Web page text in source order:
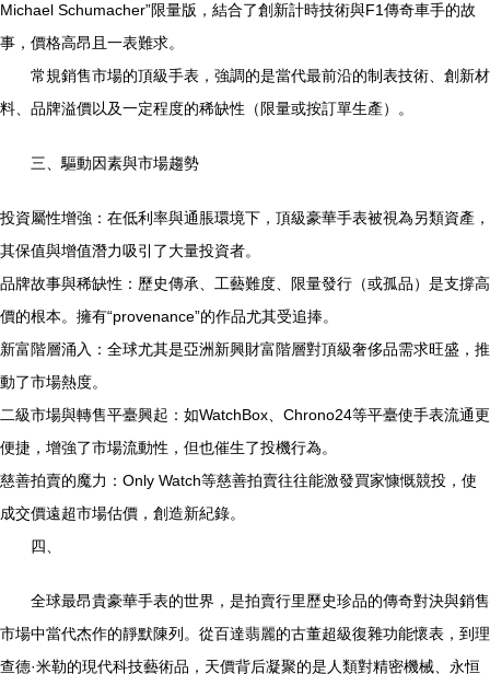
Michael Schumacher”限量版，結合了創新計時技術與F1傳奇車手的故
事，價格高昂且一表難求。
常規銷售市場的頂級手表，強調的是當代最前沿的制表技術、創新材
料、品牌溢價以及一定程度的稀缺性（限量或按訂單生產）。
三、驅動因素與市場趨勢
投資屬性增強：在低利率與通脹環境下，頂級豪華手表被視為另類資產，
其保值與增值潛力吸引了大量投資者。
品牌故事與稀缺性：歷史傳承、工藝難度、限量發行（或孤品）是支撐高
價的根本。擁有“provenance”的作品尤其受追捧。
新富階層涌入：全球尤其是亞洲新興財富階層對頂級奢侈品需求旺盛，推
動了市場熱度。
二級市場與轉售平臺興起：如WatchBox、Chrono24等平臺使手表流通更
便捷，增強了市場流動性，但也催生了投機行為。
慈善拍賣的魔力：Only Watch等慈善拍賣往往能激發買家慷慨競投，使
成交價遠超市場估價，創造新紀錄。
四、
全球最昂貴豪華手表的世界，是拍賣行里歷史珍品的傳奇對決與銷售
市場中當代杰作的靜默陳列。從百達翡麗的古董超級復雜功能懷表，到理
查德·米勒的現代科技藝術品，天價背后凝聚的是人類對精密機械、永恒